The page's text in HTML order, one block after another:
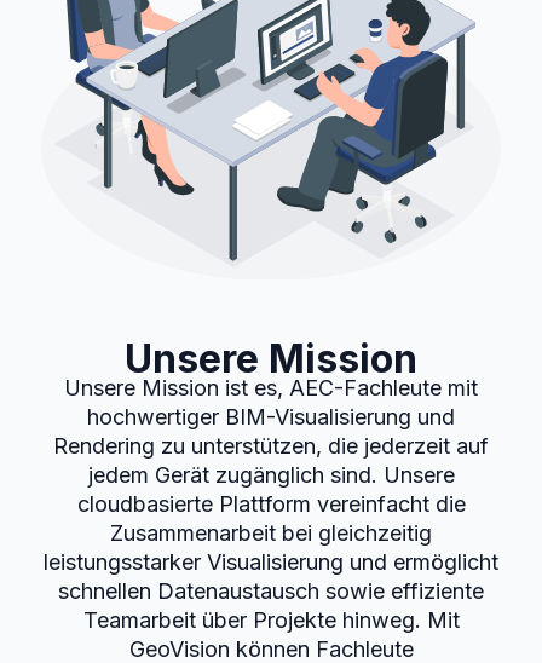
Unsere Mission
Unsere Mission ist es, AEC-Fachleute mit
hochwertiger BIM-Visualisierung und
Rendering zu unterstützen, die jederzeit auf
jedem Gerät zugänglich sind. Unsere
cloudbasierte Plattform vereinfacht die
Zusammenarbeit bei gleichzeitig
leistungsstarker Visualisierung und ermöglicht
schnellen Datenaustausch sowie effiziente
Teamarbeit über Projekte hinweg. Mit
GeoVision können Fachleute